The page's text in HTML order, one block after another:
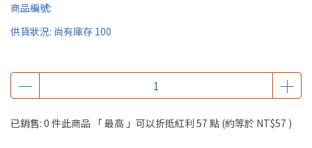
商品編號:
供貨狀況: 尚有庫存 100
已銷售: 0 件此商品 「 最高 」可以折抵紅利 57 點 (約等於 NT$57 )